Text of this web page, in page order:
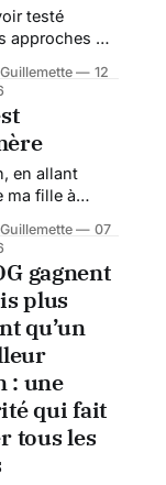
testé
approches de
peux
sans détour :
de la
est
métriques
Pour
de startups
de marque
la question
12
en allant
ma fille à
sa
irréversible
Notre
Simba
six ans. Il
« juste un
Il était le
de ma
07
gagnent
plus
qu’un
: une
qui fait
tous les